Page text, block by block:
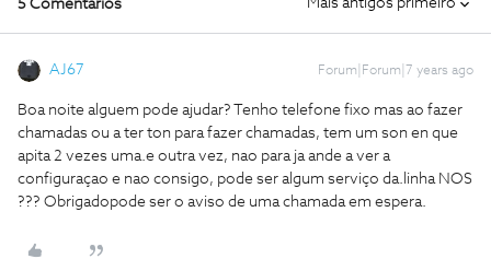
5 Comentários Mais antigos primeiro
AJ67 Forum|Forum|7 years ago
Boa noite alguem pode ajudar? Tenho telefone fixo mas ao fazer
chamadas ou a ter ton para fazer chamadas, tem um son en que
apita 2 vezes uma.e outra vez, nao para ja ande a ver a
configuraçao e nao consigo, pode ser algum serviço da.linha NOS
??? Obrigadopode ser o aviso de uma chamada em espera.